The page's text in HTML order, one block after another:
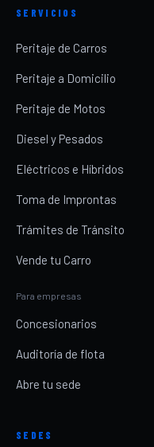
SERVICIOS
Peritaje de Carros
Peritaje a Domicilio
Peritaje de Motos
Diesel y Pesados
Eléctricos e Híbridos
Toma de Improntas
Trámites de Tránsito
Vende tu Carro
Para empresas
Concesionarios
Auditoría de flota
Abre tu sede
SEDES